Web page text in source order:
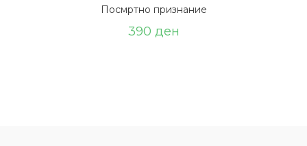
Посмртно признание
390 ден